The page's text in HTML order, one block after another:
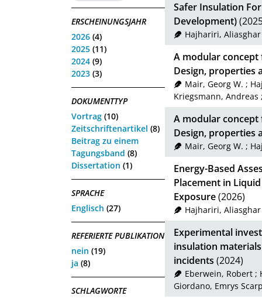
ERSCHEINUNGSJAHR
2026 (4)
2025 (11)
2024 (9)
2023 (3)
DOKUMENTTYP
Vortrag (10)
Zeitschriftenartikel (8)
Beitrag zu einem
Tagungsband (8)
Dissertation (1)
SPRACHE
Englisch (27)
REFERIERTE PUBLIKATION
nein (19)
ja (8)
SCHLAGWORTE
Safer Insulation
Development)
Hajhariri, Aliasghar
A modular
Design, properties
Mair, Georg W. ;
Kriegsmann, Andreas
A modular
Design, properties
Mair, Georg W. ;
Energy-Based
Placement in
Exposure(2026)
Hajhariri, Aliasghar
Experimental
insulation
incidents (2024)
Eberwein, Robert;
Giordano, Emrys